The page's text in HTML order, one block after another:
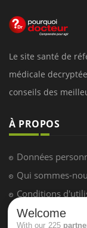
Le site santé de
médicale
conseils des
À PROPOS
Données
Qui sommes-
Conditions
Plan du site
Welcome
With our 225